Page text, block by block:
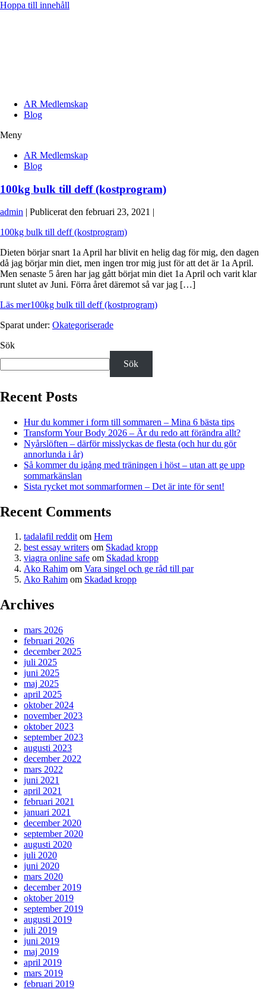
Hoppa till innehåll
AR Medlemskap
Blog
Meny
AR Medlemskap
Blog
100kg bulk till deff (kostprogram)
admin | Publicerat den februari 23, 2021 |
100kg bulk till deff (kostprogram)
Dieten börjar snart 1a April har blivit en helig dag för mig, den dagen
då jag börjar min diet, men ingen tror mig just för att det är 1a April.
Men senaste 5 åren har jag gått börjat min diet 1a April och varit klar
runt slutet av Juni. Förra året däremot så var jag […]
Läs mer100kg bulk till deff (kostprogram)
Sparat under: Okategoriserade
Sök
Sök
Recent Posts
Hur du kommer i form till sommaren – Mina 6 bästa tips
Transform Your Body 2026 – Är du redo att förändra allt?
Nyårslöften – därför misslyckas de flesta (och hur du gör
annorlunda i år)
Så kommer du igång med träningen i höst – utan att ge upp
sommarkänslan
Sista rycket mot sommarformen – Det är inte för sent!
Recent Comments
tadalafil redditom Hem
best essay writers om Skadad kropp
viagra online safe om Skadad kropp
Ako Rahim om Vara singel och ge råd till par
Ako Rahim om Skadad kropp
Archives
mars 2026
februari 2026
december 2025
juli 2025
juni 2025
maj 2025
april 2025
oktober 2024
november 2023
oktober 2023
september 2023
augusti 2023
december 2022
mars 2022
juni 2021
april 2021
februari 2021
januari 2021
december 2020
september 2020
augusti 2020
juli 2020
juni 2020
mars 2020
december 2019
oktober 2019
september 2019
augusti 2019
juli 2019
juni 2019
maj 2019
april 2019
mars 2019
februari 2019